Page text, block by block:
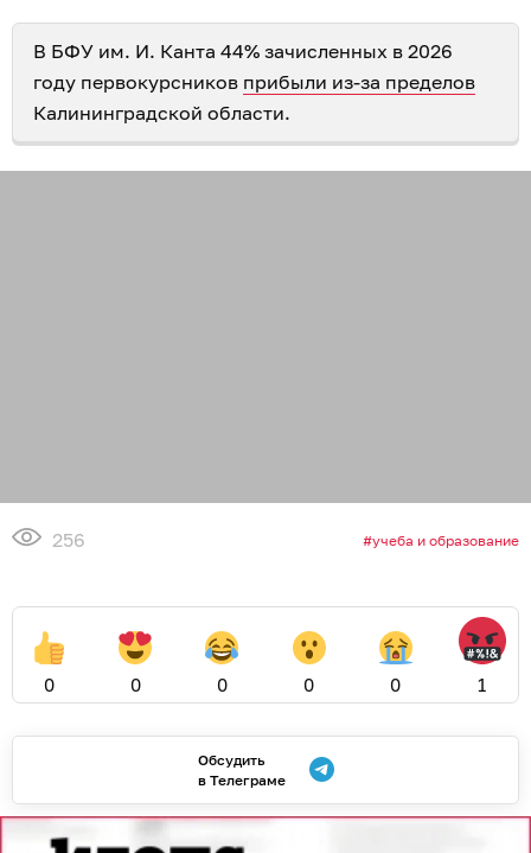
В БФУ им. И. Канта 44% зачисленных в 2026
году первокурсников прибыли из-за пределов
Калининградской области.
256 учеба и образование
0 0 0 0 0 1
Обсудить
в Телеграме